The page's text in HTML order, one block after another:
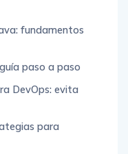
estrategias para
fundamentos
DevOps: evita
para